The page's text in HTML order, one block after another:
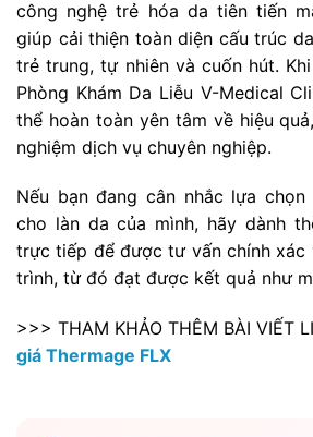
công nghệ trẻ hóa da tiên tiến
giúp cải thiện toàn diện cấu trúc
trẻ trung, tự nhiên và cuốn hút.
Phòng Khám Da Liễu V-Medical
thể hoàn toàn yên tâm về hiệu
nghiệm dịch vụ chuyên nghiệp.
Nếu bạn đang cân nhắc lựa
cho làn da của mình, hãy dành
trực tiếp để được tư vấn chính xác
trình, từ đó đạt được kết quả như
>>> THAM KHẢO THÊM BÀI VIẾT
giá Thermage FLX